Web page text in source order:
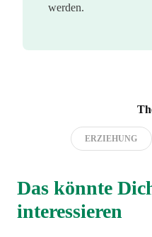
werden.
ERZIEHUNG
Das könnte
interessieren